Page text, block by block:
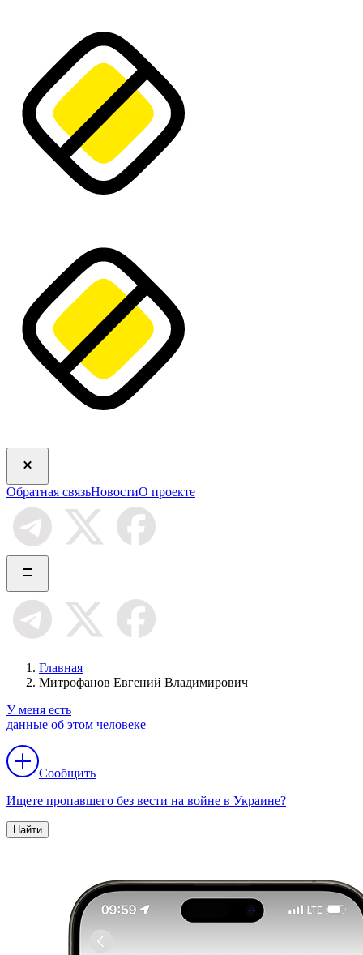
Обратная связьНовостиО проекте
Главная
Митрофанов Евгений Владимирович
У меня есть
данные об этом человеке
Сообщить
Ищете пропавшего без вести на войне в Украине?
Найти